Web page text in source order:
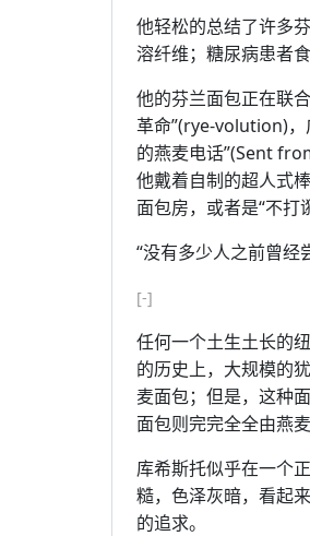
他轻松的总结了许多
溶纤维；糖尿病患者
他的芬兰面包正在联
革命”(rye-volution)，
的燕麦电话”(Sent
他戴着自制的超人式
面包房，或者是“不
“没有多少人之前曾经
[-]
任何一个土生土长的
的历史上，大规模的
麦面包；但是，这种
面包则完完全全由燕
库希斯托似乎在一个
糙，色泽灰暗，看起
的追求。